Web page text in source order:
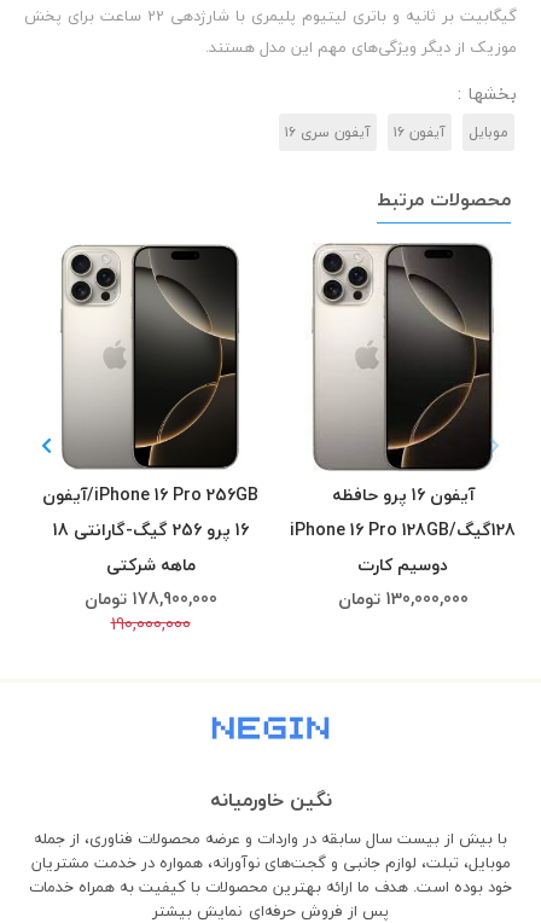
گیگابیت بر ثانیه و باتری لیتیوم پلیمری با شارژدهی 22 ساعت برای پخش
موزیک از دیگر ویژگی‌های مهم این مدل هستند.
بخشها :
موبایل آیفون ۱۶ آیفون سری ۱۶
محصولات مرتبط
آیفون 16 پرو حافظه
128گیگ/iPhone 16 Pro 128GB
دوسیم کارت
130,000,000 تومان
iPhone 16 Pro 256GB/آیفون
16 پرو 256 گیگ-گارانتی 18
ماهه شرکتی
178,900,000 تومان
190,000,000
نگین خاورمیانه
با بیش از بیست سال سابقه در واردات و عرضه محصولات فناوری، از جمله
موبایل، تبلت، لوازم جانبی و گجت‌های نوآورانه، همواره در خدمت مشتریان
خود بوده است. هدف ما ارائه بهترین محصولات با کیفیت به همراه خدمات
پس از فروش حرفه‌ای نمایش بیشتر